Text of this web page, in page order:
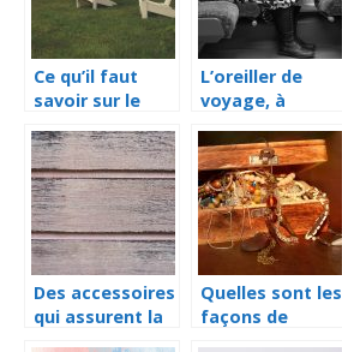
Ce qu’il faut
savoir sur le
L’oreiller de
voyage, à
soi à chaque
voyage
Des accessoires
qui assurent la
Quelles sont les
façons de